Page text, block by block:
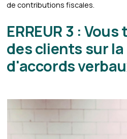
de contributions fiscales.
ERREUR 3 :
des clients sur la
d'accords